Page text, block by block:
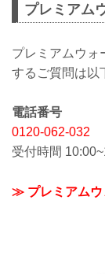
プレミアム
プレミアムウォ
するご質問は以
電話番号
0120-062-032
受付時間
≫ プレミアムウ